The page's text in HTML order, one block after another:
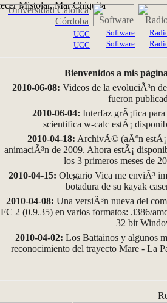
UCC
UCC
Software
Software
Bienvenidos a mis
2010-06-08: Videos de la evoluciÃ³n
fueron
2010-06-04: Interfaz grÃ¡fica
scientifica w-calc estÃ¡
2010-04-18: ArchivÃ© (aÃºn
animaciÃ³n de 2009. Ahora estÃ¡
los 3 primeros meses de
2010-04-15: Olegario Vica me enviÃ³
botadura de su kayak
2010-04-08: Una versiÃ³n nueva del
FC 2 (0.9.35) en varios formatos: .i386/
32 bit
2010-04-02: Los Battainos y algunos
reconocimiento del trayecto Mare - La